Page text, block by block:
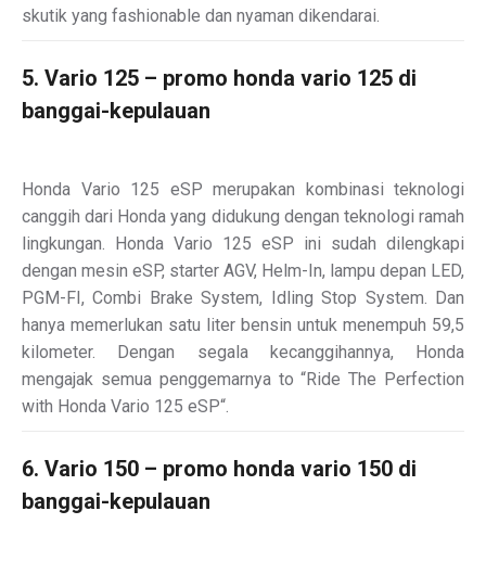
skutik yang fashionable dan nyaman dikendarai.
5. Vario 125 – promo honda vario 125 di
banggai-kepulauan
Honda Vario 125 eSP merupakan kombinasi teknologi
canggih dari Honda yang didukung dengan teknologi ramah
lingkungan. Honda Vario 125 eSP ini sudah dilengkapi
dengan mesin eSP, starter AGV, Helm-In, lampu depan LED,
PGM-FI, Combi Brake System, Idling Stop System. Dan
hanya memerlukan satu liter bensin untuk menempuh 59,5
kilometer. Dengan segala kecanggihannya, Honda
mengajak semua penggemarnya to “Ride The Perfection
with Honda Vario 125 eSP“.
6. Vario 150 – promo honda vario 150 di
banggai-kepulauan